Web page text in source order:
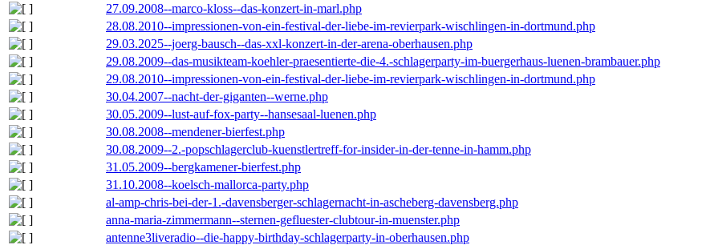
27.09.2008--marco-kloss--das-konzert-in-marl.php
28.08.2010--impressionen-von-ein-festival-der-liebe-im-revierpark-wischlingen-in-dortmund.php
29.03.2025--joerg-bausch--das-xxl-konzert-in-der-arena-oberhausen.php
29.08.2009--das-musikteam-koehler-praesentierte-die-4.-schlagerparty-im-buergerhaus-luenen-brambauer.php
29.08.2010--impressionen-von-ein-festival-der-liebe-im-revierpark-wischlingen-in-dortmund.php
30.04.2007--nacht-der-giganten--werne.php
30.05.2009--lust-auf-fox-party--hansesaal-luenen.php
30.08.2008--mendener-bierfest.php
30.08.2009--2.-popschlagerclub-kuenstlertreff-for-insider-in-der-tenne-in-hamm.php
31.05.2009--bergkamener-bierfest.php
31.10.2008--koelsch-mallorca-party.php
al-amp-chris-bei-der-1.-davensberger-schlagernacht-in-ascheberg-davensberg.php
anna-maria-zimmermann--sternen-gefluester-clubtour-in-muenster.php
antenne3liveradio--die-happy-birthday-schlagerparty-in-oberhausen.php